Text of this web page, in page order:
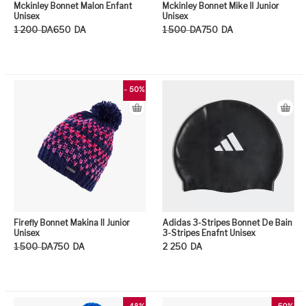
Mckinley Bonnet Malon Enfant
Unisex
1 200 DA
Le prix initial était : 1 200DA.
650 DA
Le prix actuel est : 650DA.
Mckinley Bonnet Mike II Junior
Unisex
1 500 DA
Le prix initial était : 1 500DA.
750 DA
Le prix actuel est : 750DA.
- 50%
Firefly Bonnet Makina II Junior
Unisex
1 500 DA
Le prix initial était : 1 500DA.
750 DA
Le prix actuel est : 750DA.
Adidas 3-Stripes Bonnet De Bain
3-Stripes Enafnt Unisex
2 250 DA